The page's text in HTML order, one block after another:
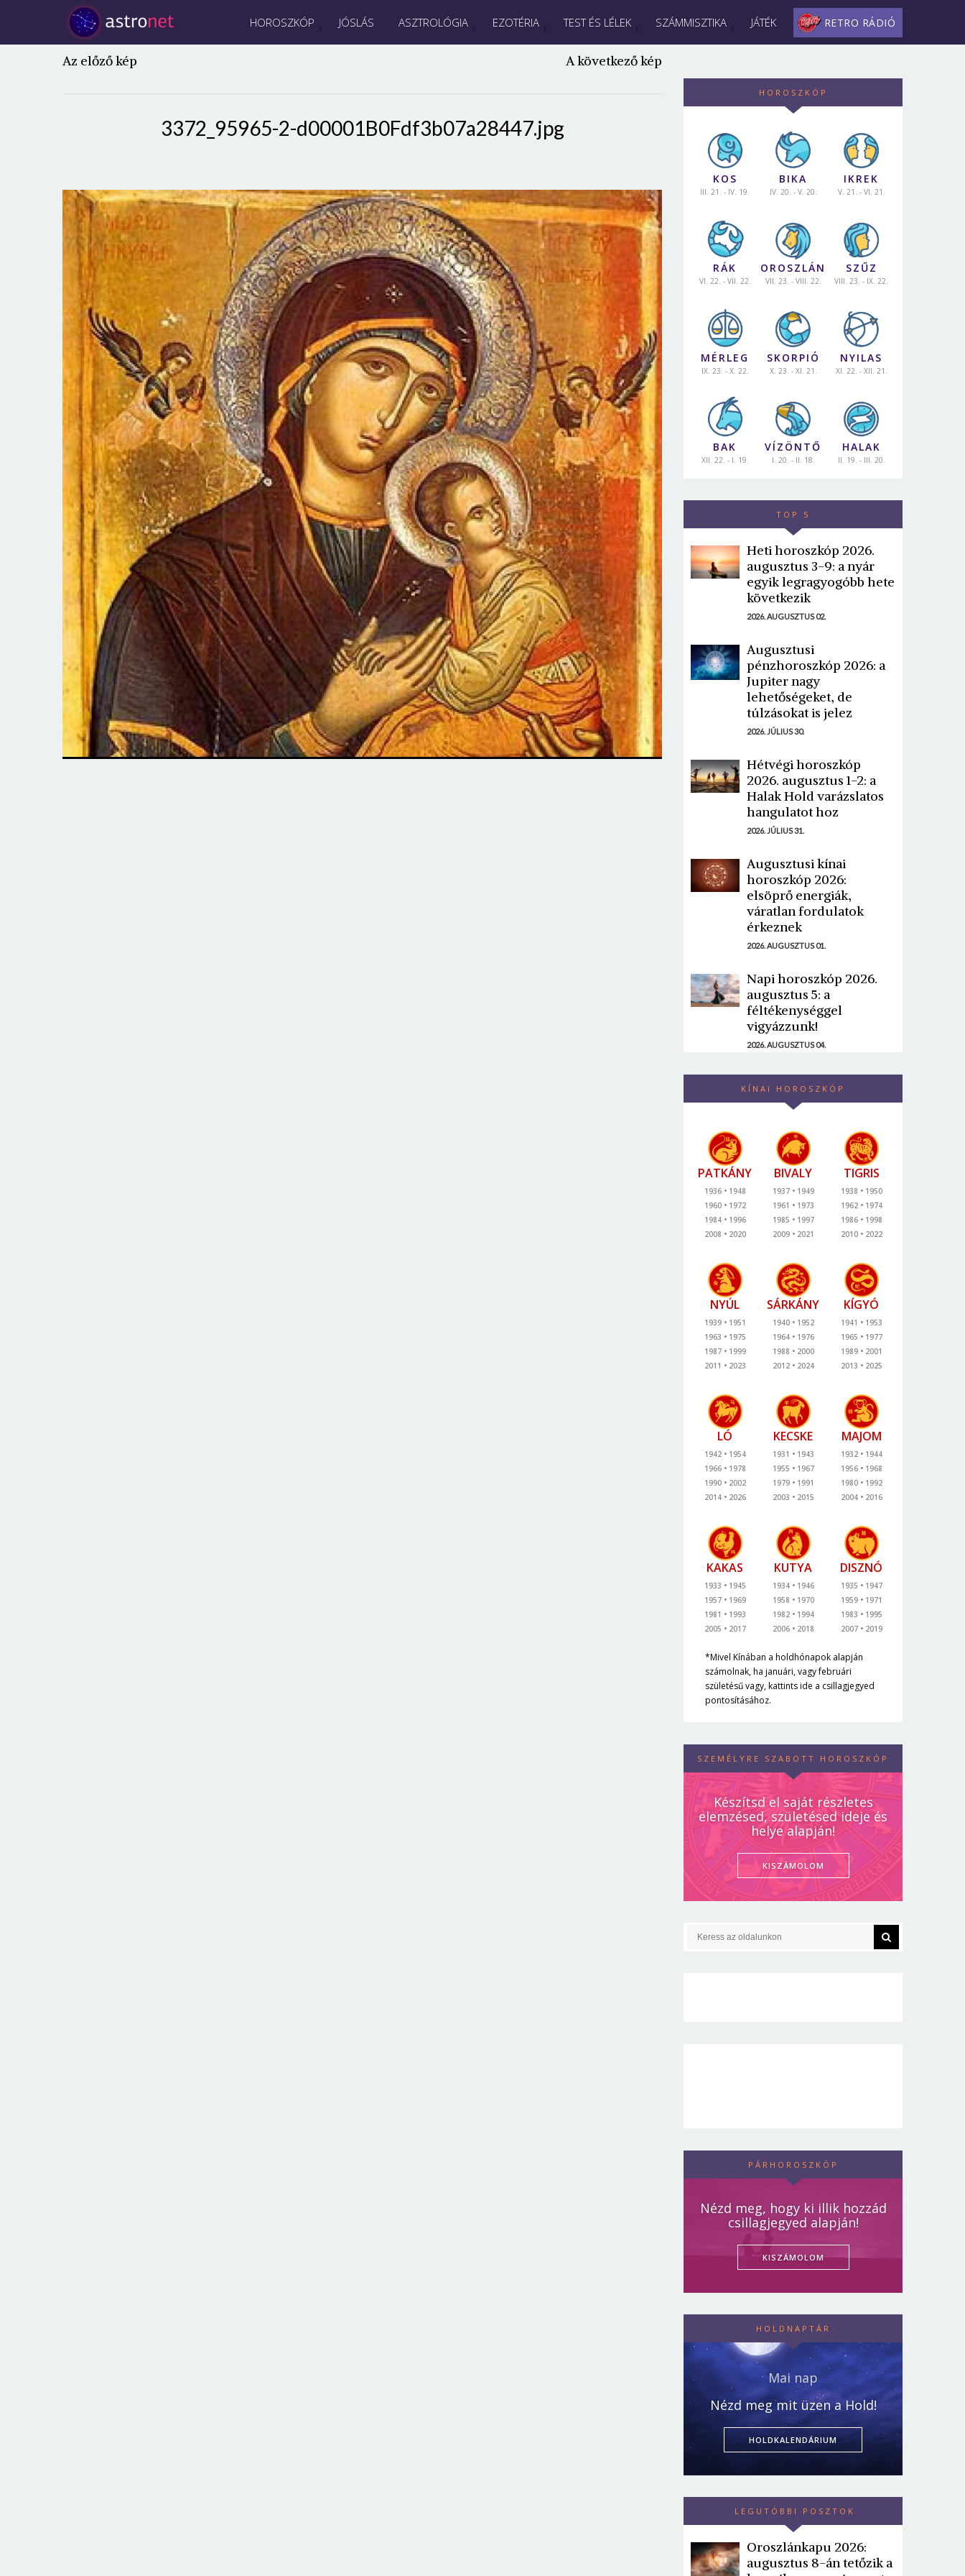
HOROSZKÓP JÓSLÁS ASZTROLÓGIA EZOTÉRIA TEST ÉS LÉLEK SZÁMMISZTIKA JÁTÉK RETRO RÁDIÓ
Az előző kép A következő kép
3372_95965-2-d00001B0Fdf3b07a28447.jpg
HOROSZKÓP
KOS
III. 21. - IV. 19.
BIKA
IV. 20. - V. 20.
IKREK
V. 21. - VI. 21.
RÁK
VI. 22. - VII. 22.
OROSZLÁN
VII. 23. - VIII. 22.
SZŰZ
VIII. 23. - IX. 22.
MÉRLEG
IX. 23. - X. 22.
SKORPIÓ
X. 23. - XI. 21.
NYILAS
XI. 22. - XII. 21.
BAK
XII. 22. - I. 19.
VÍZÖNTŐ
I. 20. - II. 18.
HALAK
II. 19. - III. 20.
TOP 5
Heti horoszkóp 2026.
augusztus 3-9: a nyár
egyik legragyogóbb hete
következik
2026. AUGUSZTUS 02.
Augusztusi
pénzhoroszkóp 2026: a
Jupiter nagy
lehetőségeket, de
túlzásokat is jelez
2026. JÚLIUS 30.
Hétvégi horoszkóp
2026. augusztus 1-2: a
Halak Hold varázslatos
hangulatot hoz
2026. JÚLIUS 31.
Augusztusi kínai
horoszkóp 2026:
elsöprő energiák,
váratlan fordulatok
érkeznek
2026. AUGUSZTUS 01.
Napi horoszkóp 2026.
augusztus 5: a
féltékenységgel
vigyázzunk!
2026. AUGUSZTUS 04.
KÍNAI HOROSZKÓP
PATKÁNY
1936
1948
1960
1972
1984
1996
2008
2020
BIVALY
1937
1949
1961
1973
1985
1997
2009
2021
TIGRIS
1938
1950
1962
1974
1986
1998
2010
2022
NYÚL
1939
1951
1963
1975
1987
1999
2011
2023
SÁRKÁNY
1940
1952
1964
1976
1988
2000
2012
2024
KÍGYÓ
1941
1953
1965
1977
1989
2001
2013
2025
LÓ
1942
1954
1966
1978
1990
2002
2014
2026
KECSKE
1931
1943
1955
1967
1979
1991
2003
2015
MAJOM
1932
1944
1956
1968
1980
1992
2004
2016
KAKAS
1933
1945
1957
1969
1981
1993
2005
2017
KUTYA
1934
1946
1958
1970
1982
1994
2006
2018
DISZNÓ
1935
1947
1959
1971
1983
1995
2007
2019
*Mivel Kínában a holdhónapok alapján
számolnak, ha januári, vagy februári
születésű vagy, kattints ide a csillagjegyed
pontosításához.
SZEMÉLYRE SZABOTT HOROSZKÓP
Készítsd el saját részletes
elemzésed, születésed ideje és
helye alapján!
KISZÁMOLOM
PÁRHOROSZKÓP
Nézd meg, hogy ki illik hozzád
csillagjegyed alapján!
KISZÁMOLOM
HOLDNAPTÁR
Mai nap
Nézd meg mit üzen a Hold!
HOLDKALENDÁRIUM
LEGUTÓBBI POSZTOK
Oroszlánkapu 2026:
augusztus 8-án tetőzik a